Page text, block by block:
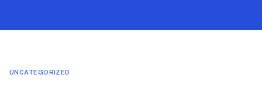
UNCATEGORIZED